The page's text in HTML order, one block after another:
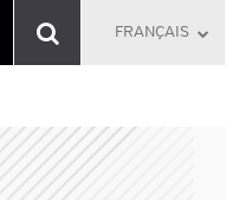
FRANÇAIS